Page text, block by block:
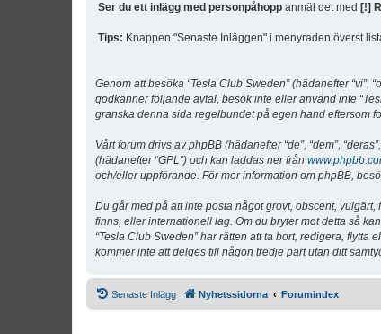
Ser du ett inlägg med personpåhopp anmäl det med [!]
Tips: Knappen "Senaste Inläggen" i menyraden överst
Genom att besöka “Tesla Club Sweden” (hädanefter “vi”,
godkänner följande avtal, besök inte eller använd inte
granska denna sida regelbundet på egen hand eftersom
Vårt forum drivs av phpBB (hädanefter “de”, “dem”,
(hädanefter “GPL”) och kan laddas ner från
och/eller uppförande. För mer information om phpBB,
Du går med på att inte posta något grovt, obscent,
finns, eller internationell lag. Om du bryter mot detta så
“Tesla Club Sweden” har rätten att ta bort, redigera,
kommer inte att delges till någon tredje part utan ditt
Senaste Inlägg Nyhetssidorna Forumindex